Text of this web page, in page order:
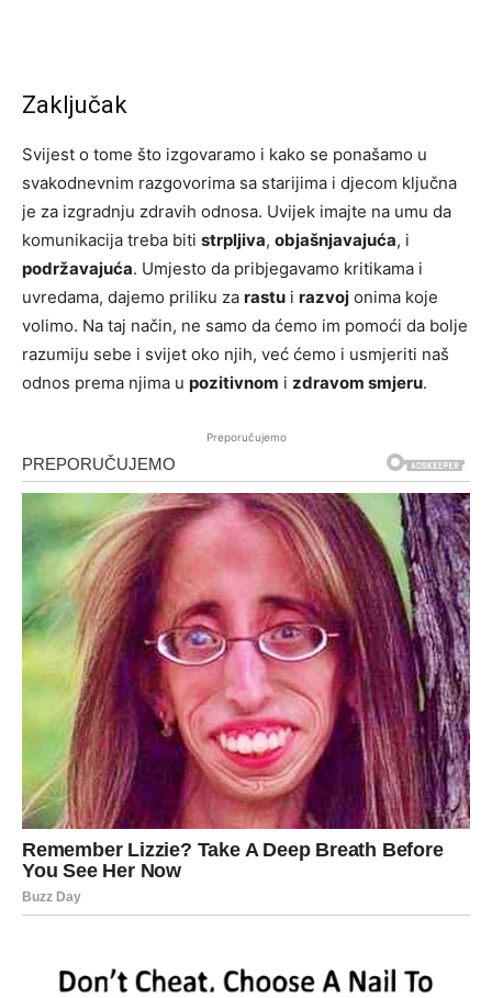
Zaključak
Svijest o tome što izgovaramo i kako se ponašamo u
svakodnevnim razgovorima sa starijima i djecom ključna
je za izgradnju zdravih odnosa. Uvijek imajte na umu da
komunikacija treba biti strpljiva, objašnjavajuća, i
podržavajuća. Umjesto da pribjegavamo kritikama i
uvredama, dajemo priliku za rastu i razvoj onima koje
volimo. Na taj način, ne samo da ćemo im pomoći da bolje
razumiju sebe i svijet oko njih, već ćemo i usmjeriti naš
odnos prema njima u pozitivnom i zdravom smjeru.
Preporučujemo